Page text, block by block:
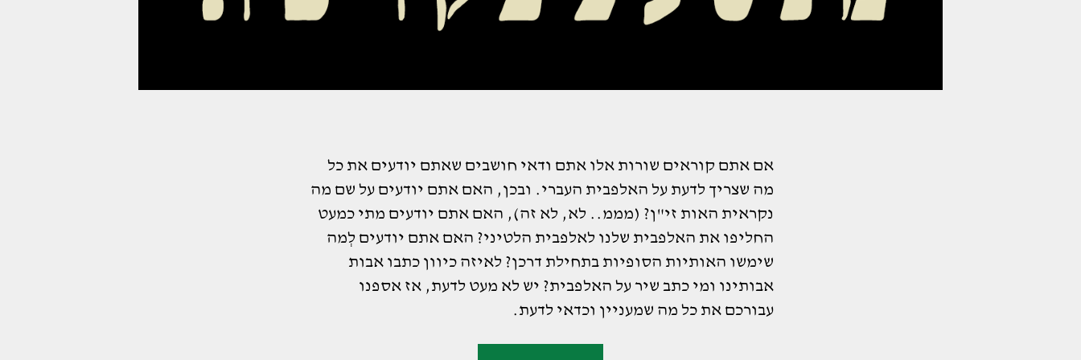
אם אתם קוראים שורות אלו אתם ודאי חושבים שאתם יודעים את כל
מה שצריך לדעת על האלפבית העברי. ובכן, האם אתם יודעים על שם מה
נקראית האות זי"ן? (מממ.. לא, לא זה), האם אתם יודעים מתי כמעט
החליפו את האלפבית שלנו לאלפבית הלטיני? האם אתם יודעים לְמה
שימשו האותיות הסופיות בתחילת דרכן? לאיזה כיוון כתבו אבות
אבותינו ומי כתב שיר על האלפבית? יש לא מעט לדעת, אז אספנו
עבורכם את כל מה שמעניין וכדאי לדעת.